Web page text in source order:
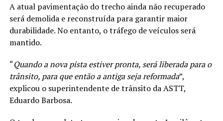
A atual pavimentação do trecho ainda não recuperado
será demolida e reconstruída para garantir maior
durabilidade. No entanto, o tráfego de veículos será
mantido.
“Quando a nova pista estiver pronta, será liberada para o
trânsito, para que então a antiga seja reformada”,
explicou o superintendente de trânsito da ASTT,
Eduardo Barbosa.